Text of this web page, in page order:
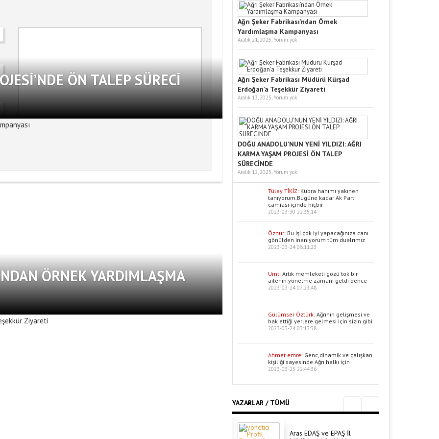
ÖN TALEP SÜRECI
ÖRNEK YARDIMLAŞMA
Ağrı Şeker Fabrikası’ndan Örnek
Yardımlaşma Kampanyası
Aralık 21, 2025, Yorum yok
Ağrı Şeker Fabrikası Müdürü Kürşad
Erdoğan’a Teşekkür Ziyareti
Aralık 13, 2025, Yorum yok
DOĞU ANADOLU’NUN YENİ YILDIZI: AĞRI
KARMA YAŞAM PROJESİ ÖN TALEP
SÜRECİNDE
Aralık 12, 2025, Yorum yok
Tülay TİKİZ: Kübra hanımı yakınen
tanıyorum.Bugüne kadar Ak Parti
camiası içinde hiçbir
2023-03-30 22:35:14
Öznur: Bu işi çok iyi yapacağınıza canı
gönülden inanıyorum tüm dualrımız
2023-03-24 08:11:23
Umt: Artık memleketi gözü tok bir
ailenin yönetme zamanı geldi bence
2023-03-24 07:23:48
Gülümser Öztürk: Ağrının gelişmesi ve
hak ettiği yerlere gelmesi için sizin gibi
2023-03-24 03:13:38
Ahmet emre: Genc,dinamik ve çalışkan
kişiliği sayesinde Ağrı halkı için
2023-03-23 22:44:36
YAZARLAR / TÜMÜ
Aras EDAŞ ve EPAŞ İl